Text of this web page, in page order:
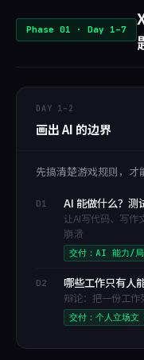
Phase 01 · Day 1–7
DAY 1–2
画出 AI 的边界
先搞清楚游戏规则，才
D1 AI 能做什么？测
让AI写代码、写
崩溃
交付：AI 能力/局
D2 哪些工作只有人
辩论：把一份工
交付：个人立场文